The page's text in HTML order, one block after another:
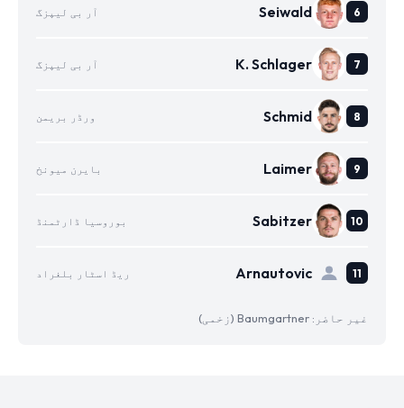
Seiwald آر بی لیپزگ
K. Schlager آر بی لیپزگ
Schmid ورڈر بریمن
Laimer بایرن میونخ
Sabitzer بوروسیا ڈارٹمنڈ
Arnautovic ریڈ اسٹار بلغراد
غیر حاضر: Baumgartner (زخمی)